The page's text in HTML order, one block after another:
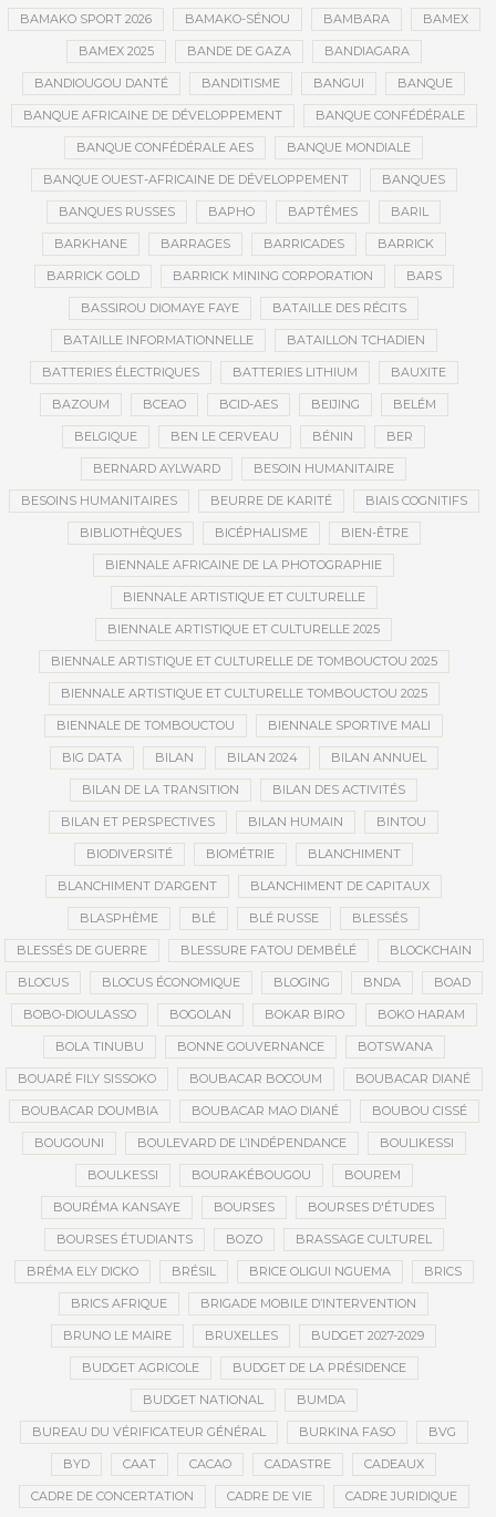
BAMAKO SPORT 2026 BAMAKO-SÉNOU BAMBARA BAMEX
BAMEX 2025 BANDE DE GAZA BANDIAGARA
BANDIOUGOU DANTÉ BANDITISME BANGUI BANQUE
BANQUE AFRICAINE DE DÉVELOPPEMENT BANQUE CONFÉDÉRALE
BANQUE CONFÉDÉRALE AES BANQUE MONDIALE
BANQUE OUEST-AFRICAINE DE DÉVELOPPEMENT BANQUES
BANQUES RUSSES BAPHO BAPTÊMES BARIL
BARKHANE BARRAGES BARRICADES BARRICK
BARRICK GOLD BARRICK MINING CORPORATION BARS
BASSIROU DIOMAYE FAYE BATAILLE DES RÉCITS
BATAILLE INFORMATIONNELLE BATAILLON TCHADIEN
BATTERIES ÉLECTRIQUES BATTERIES LITHIUM BAUXITE
BAZOUM BCEAO BCID-AES BEIJING BELÉM
BELGIQUE BEN LE CERVEAU BÉNIN BER
BERNARD AYLWARD BESOIN HUMANITAIRE
BESOINS HUMANITAIRES BEURRE DE KARITÉ BIAIS COGNITIFS
BIBLIOTHÈQUES BICÉPHALISME BIEN-ÊTRE
BIENNALE AFRICAINE DE LA PHOTOGRAPHIE
BIENNALE ARTISTIQUE ET CULTURELLE
BIENNALE ARTISTIQUE ET CULTURELLE 2025
BIENNALE ARTISTIQUE ET CULTURELLE DE TOMBOUCTOU 2025
BIENNALE ARTISTIQUE ET CULTURELLE TOMBOUCTOU 2025
BIENNALE DE TOMBOUCTOU BIENNALE SPORTIVE MALI
BIG DATA BILAN BILAN 2024 BILAN ANNUEL
BILAN DE LA TRANSITION BILAN DES ACTIVITÉS
BILAN ET PERSPECTIVES BILAN HUMAIN BINTOU
BIODIVERSITÉ BIOMÉTRIE BLANCHIMENT
BLANCHIMENT D’ARGENT BLANCHIMENT DE CAPITAUX
BLASPHÈME BLÉ BLÉ RUSSE BLESSÉS
BLESSÉS DE GUERRE BLESSURE FATOU DEMBÉLÉ BLOCKCHAIN
BLOCUS BLOCUS ÉCONOMIQUE BLOGING BNDA BOAD
BOBO-DIOULASSO BOGOLAN BOKAR BIRO BOKO HARAM
BOLA TINUBU BONNE GOUVERNANCE BOTSWANA
BOUARÉ FILY SISSOKO BOUBACAR BOCOUM BOUBACAR DIANÉ
BOUBACAR DOUMBIA BOUBACAR MAO DIANÉ BOUBOU CISSÉ
BOUGOUNI BOULEVARD DE L’INDÉPENDANCE BOULIKESSI
BOULKESSI BOURAKÉBOUGOU BOUREM
BOURÉMA KANSAYE BOURSES BOURSES D'ÉTUDES
BOURSES ÉTUDIANTS BOZO BRASSAGE CULTUREL
BRÉMA ELY DICKO BRÉSIL BRICE OLIGUI NGUEMA BRICS
BRICS AFRIQUE BRIGADE MOBILE D’INTERVENTION
BRUNO LE MAIRE BRUXELLES BUDGET 2027-2029
BUDGET AGRICOLE BUDGET DE LA PRÉSIDENCE
BUDGET NATIONAL BUMDA
BUREAU DU VÉRIFICATEUR GÉNÉRAL BURKINA FASO BVG
BYD CAAT CACAO CADASTRE CADEAUX
CADRE DE CONCERTATION CADRE DE VIE CADRE JURIDIQUE